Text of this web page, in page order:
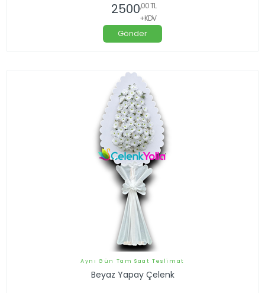
2500,00 TL
+KDV
Gönder
Aynı Gün Tam Saat Teslimat
Beyaz Yapay Çelenk